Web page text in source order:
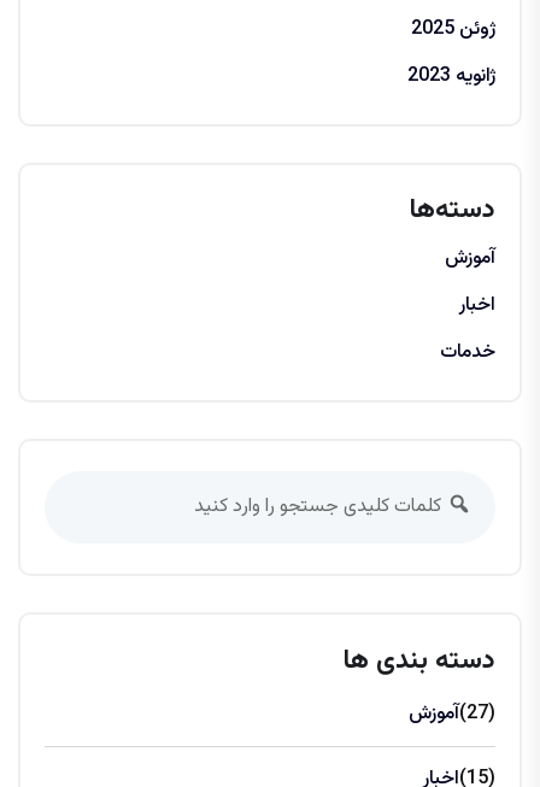
ژوئن 2025
ژانویه 2023
دسته‌ها
آموزش
اخبار
خدمات
دسته بندی ها
آموزش (27)
اخبار (15)